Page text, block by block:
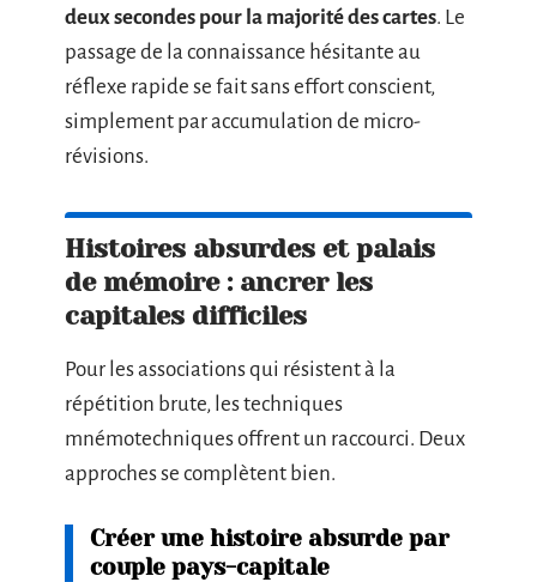
deux secondes pour la majorité des cartes. Le
passage de la connaissance hésitante au
réflexe rapide se fait sans effort conscient,
simplement par accumulation de micro-
révisions.
Histoires absurdes et palais
de mémoire : ancrer les
capitales difficiles
Pour les associations qui résistent à la
répétition brute, les techniques
mnémotechniques offrent un raccourci. Deux
approches se complètent bien.
Créer une histoire absurde par
couple pays-capitale